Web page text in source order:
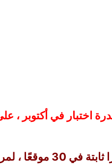
اختبار في أكتوبر ،
سيشهد المشروع الذي تبلغ تكلفته 34 مليون يورو على ثلاث